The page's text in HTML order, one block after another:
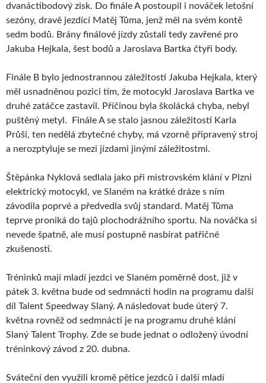
dvanáctibodový zisk. Do finále A postoupil i nováček letošní
sezóny, dravě jezdící Matěj Tůma, jenž měl na svém kontě
sedm bodů. Brány finálové jízdy zůstali tedy zavřené pro
Jakuba Hejkala, šest bodů a Jaroslava Bartka čtyři body.
Finále B bylo jednostrannou záležitostí Jakuba Hejkala, který
měl usnadněnou pozici tím, že motocykl Jaroslava Bartka ve
druhé zatáčce zastavil. Příčinou byla školácká chyba, nebyl
puštěný metyl. Finále A se stalo jasnou záležitostí Karla
Průši, ten nedělá zbytečné chyby, má vzorně připravený stroj
a nerozptyluje se mezi jízdami jinými záležitostmi.
Štěpánka Nyklová sedlala jako při mistrovském klání v Plzni
elektrický motocykl, ve Slaném na krátké dráze s ním
závodila poprvé a předvedla svůj standard. Matěj Tůma
teprve proniká do tajů plochodrážního sportu. Na nováčka si
nevede špatně, ale musí postupně nasbírat patřičné
zkušenosti.
Tréninků mají mladí jezdci ve Slaném poměrně dost, již v
pátek 3. května bude od sedmnácti hodin na programu další
díl Talent Speedway Slaný. A následovat bude úterý 7.
května rovněž od sedmnácti je na programu druhé klání
Slaný Talent Trophy. Zde se bude jednat o odložený úvodní
tréninkový závod z 20. dubna.
Sváteční den využili kromě pětice jezdců i další mladí